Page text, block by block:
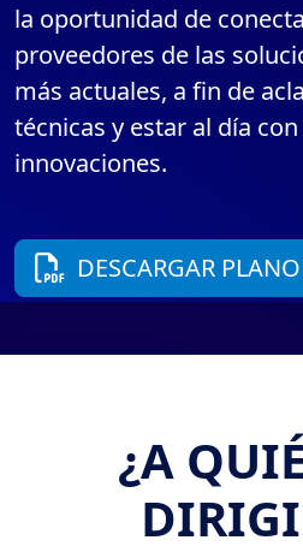
la oportunidad de
proveedores de las
más actuales, a fin de
técnicas y estar al día
innovaciones.
DESCARGAR
¿A